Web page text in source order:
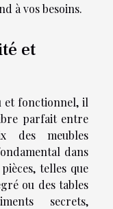
à vos besoins.
et
et fonctionnel, il
parfait entre
des meubles
dans
telles que
ou des tables
secrets,